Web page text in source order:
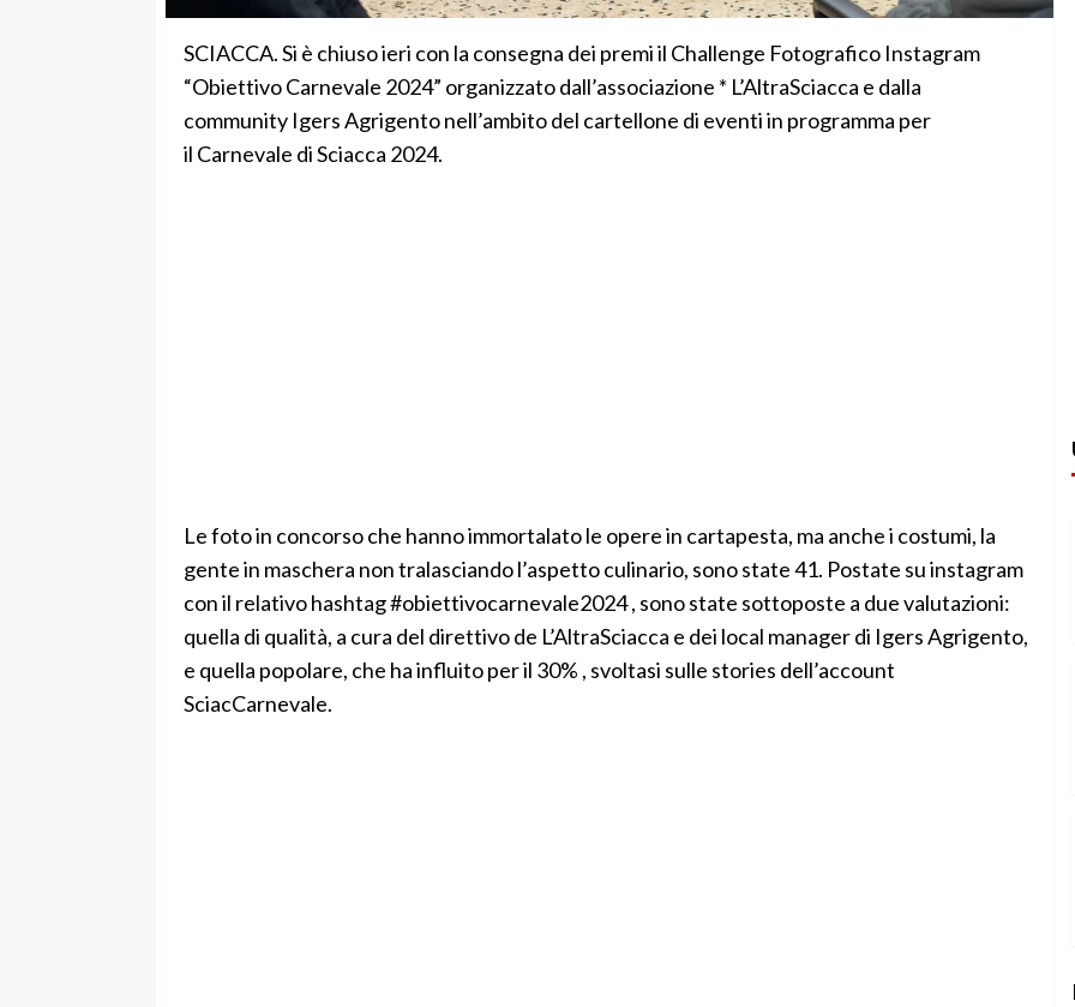
SCIACCA. Si è chiuso ieri con la consegna dei premi il Challenge Fotografico Instagram
“Obiettivo Carnevale 2024” organizzato dall’associazione * L’AltraSciacca e dalla
community Igers Agrigento nell’ambito del cartellone di eventi in programma per
il Carnevale di Sciacca 2024.
Le foto in concorso che hanno immortalato le opere in cartapesta, ma anche i costumi, la
gente in maschera non tralasciando l’aspetto culinario, sono state 41. Postate su instagram
con il relativo hashtag #obiettivocarnevale2024 , sono state sottoposte a due valutazioni:
quella di qualità, a cura del direttivo de L’AltraSciacca e dei local manager di Igers Agrigento,
e quella popolare, che ha influito per il 30% , svoltasi sulle stories dell’account
SciacCarnevale.